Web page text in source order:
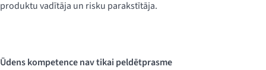
produktu vadītāja un risku parakstītāja.
Ūdens kompetence nav tikai peldētprasme